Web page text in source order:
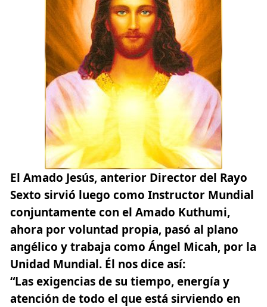
El Amado Jesús, anterior Director del Rayo
Sexto sirvió luego como Instructor Mundial
conjuntamente con el Amado Kuthumi,
ahora por voluntad propia, pasó al plano
angélico y trabaja como Ángel Micah, por la
Unidad Mundial. Él nos dice así:
“Las exigencias de su tiempo, energía y
atención de todo el que está sirviendo en